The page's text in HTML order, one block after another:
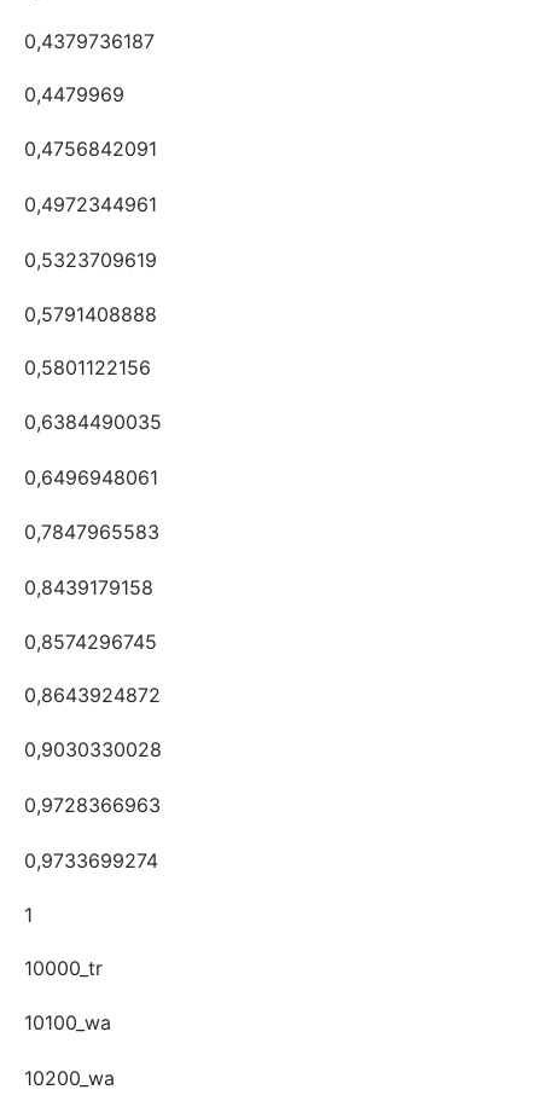
0,4379736187
0,4479969
0,4756842091
0,4972344961
0,5323709619
0,5791408888
0,5801122156
0,6384490035
0,6496948061
0,7847965583
0,8439179158
0,8574296745
0,8643924872
0,9030330028
0,9728366963
0,9733699274
1
10000_tr
10100_wa
10200_wa